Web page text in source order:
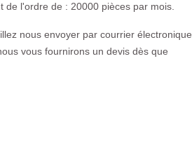
de l'ordre de : 20000 pièces par mois.
nous envoyer par courrier électronique
vous fournirons un devis dès que